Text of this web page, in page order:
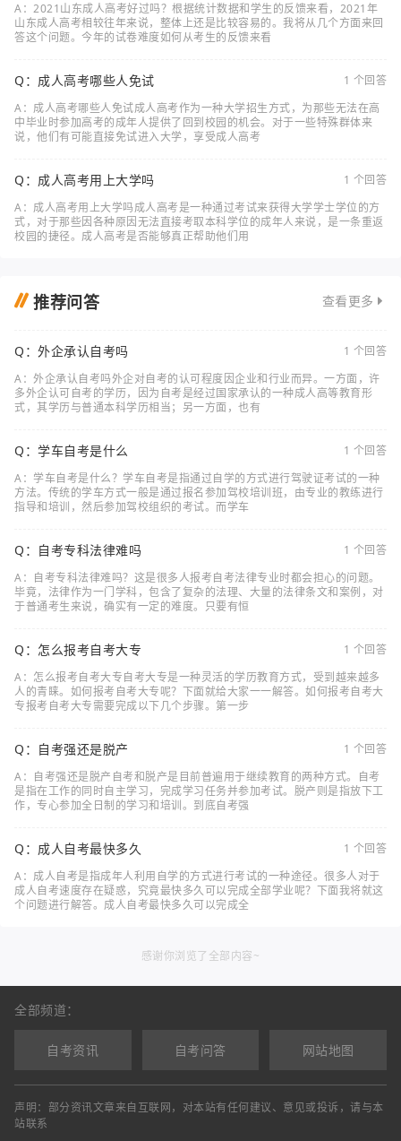
A：2021山东成人高考好过吗？根据统计数据和学生的反馈来看，2021年
山东成人高考相较往年来说，整体上还是比较容易的。我将从几个方面来回
答这个问题。今年的试卷难度如何从考生的反馈来看
Q：成人高考哪些人免试
1 个回答
A：成人高考哪些人免试成人高考作为一种大学招生方式，为那些无法在高
中毕业时参加高考的成年人提供了回到校园的机会。对于一些特殊群体来
说，他们有可能直接免试进入大学，享受成人高考
Q：成人高考用上大学吗
1 个回答
A：成人高考用上大学吗成人高考是一种通过考试来获得大学学士学位的方
式，对于那些因各种原因无法直接考取本科学位的成年人来说，是一条重返
校园的捷径。成人高考是否能够真正帮助他们用
推荐问答 查看更多
Q：外企承认自考吗
1 个回答
A：外企承认自考吗外企对自考的认可程度因企业和行业而异。一方面，许
多外企认可自考的学历，因为自考是经过国家承认的一种成人高等教育形
式，其学历与普通本科学历相当；另一方面，也有
Q：学车自考是什么
1 个回答
A：学车自考是什么？学车自考是指通过自学的方式进行驾驶证考试的一种
方法。传统的学车方式一般是通过报名参加驾校培训班，由专业的教练进行
指导和培训，然后参加驾校组织的考试。而学车
Q：自考专科法律难吗
1 个回答
A：自考专科法律难吗？这是很多人报考自考法律专业时都会担心的问题。
毕竟，法律作为一门学科，包含了复杂的法理、大量的法律条文和案例，对
于普通考生来说，确实有一定的难度。只要有恒
Q：怎么报考自考大专
1 个回答
A：怎么报考自考大专自考大专是一种灵活的学历教育方式，受到越来越多
人的青睐。如何报考自考大专呢？下面就给大家一一解答。如何报考自考大
专报考自考大专需要完成以下几个步骤。第一步
Q：自考强还是脱产
1 个回答
A：自考强还是脱产自考和脱产是目前普遍用于继续教育的两种方式。自考
是指在工作的同时自主学习，完成学习任务并参加考试。脱产则是指放下工
作，专心参加全日制的学习和培训。到底自考强
Q：成人自考最快多久
1 个回答
A：成人自考是指成年人利用自学的方式进行考试的一种途径。很多人对于
成人自考速度存在疑惑，究竟最快多久可以完成全部学业呢？下面我将就这
个问题进行解答。成人自考最快多久可以完成全
感谢你浏览了全部内容~
全部频道：
自考资讯 自考问答 网站地图
声明：部分资讯文章来自互联网，对本站有任何建议、意见或投诉，请与本
站联系